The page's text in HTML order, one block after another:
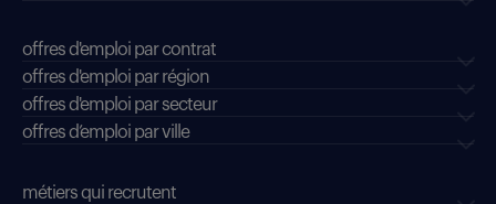
offres d'emploi par contrat
offres d'emploi par région
offres d'emploi par secteur
offres d’emploi par ville
métiers qui recrutent